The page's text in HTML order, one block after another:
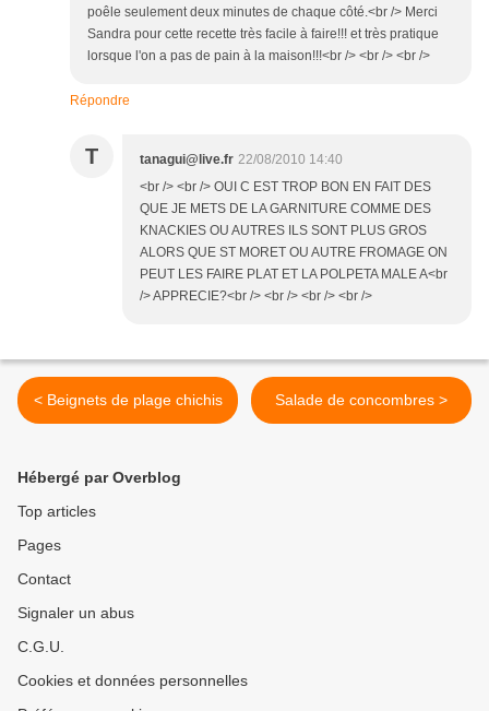
poêle seulement deux minutes de chaque côté.<br /> Merci
Sandra pour cette recette très facile à faire!!! et très pratique
lorsque l'on a pas de pain à la maison!!!<br /> <br /> <br />
Répondre
T tanagui@live.fr 22/08/2010 14:40
<br /> <br /> OUI C EST TROP BON EN FAIT DES
QUE JE METS DE LA GARNITURE COMME DES
KNACKIES OU AUTRES ILS SONT PLUS GROS
ALORS QUE ST MORET OU AUTRE FROMAGE ON
PEUT LES FAIRE PLAT ET LA POLPETA MALE A<br
/> APPRECIE?<br /> <br /> <br /> <br />
< Beignets de plage chichis Salade de concombres >
Hébergé par Overblog
Top articles
Pages
Contact
Signaler un abus
C.G.U.
Cookies et données personnelles